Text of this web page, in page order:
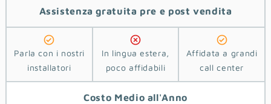
Assistenza gratuita pre e post vendita
Parla con i nostri
installatori
In lingua estera,
poco affidabili
Affidata a grandi
call center
Costo Medio all'Anno